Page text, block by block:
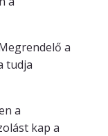
a
tudja
a
kap a